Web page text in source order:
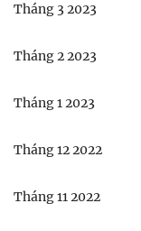
Tháng 3 2023
Tháng 2 2023
Tháng 1 2023
Tháng 12 2022
Tháng 11 2022